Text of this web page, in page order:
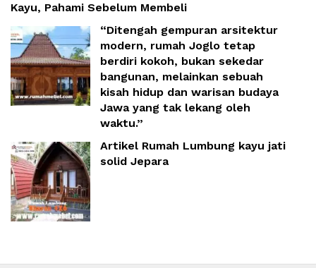
Kayu, Pahami Sebelum Membeli
“Ditengah gempuran arsitektur
modern, rumah Joglo tetap
berdiri kokoh, bukan sekedar
bangunan, melainkan sebuah
kisah hidup dan warisan budaya
Jawa yang tak lekang oleh
waktu.”
Artikel Rumah Lumbung kayu jati
solid Jepara